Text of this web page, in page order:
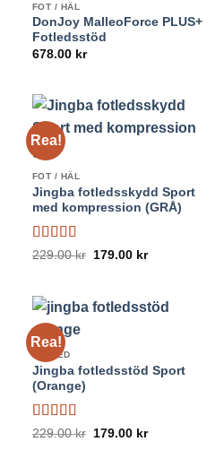
FOT / HÄL
DonJoy MalleoForce PLUS+
Fotledsstöd
678.00 kr
Rea!
FOT / HÄL
Jingba fotledsskydd Sport
med kompression (GRÅ)
Betygsatt
229.00kr
Det
229.00 kr.
179.00 krDet
179.00 kr.
Rea!
FOTLED
Jingba fotledsstöd Sport
(Orange)
Betygsatt
229.00kr
Det
179.00 krDet